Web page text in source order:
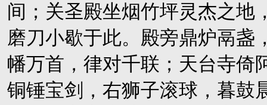
间；关圣殿坐烟竹坪灵杰之地
磨刀小歇于此。殿旁鼎炉鬲盏
幡万首，律对千联；天台寺倚
铜锤宝剑，右狮子滚球，暮鼓